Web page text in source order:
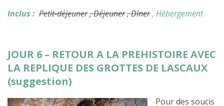
Inclus : Petit-déjeuner, Déjeuner, Dîner, Hébergement
JOUR 6 – RETOUR A LA PREHISTOIRE AVEC
LA REPLIQUE DES GROTTES DE LASCAUX
(suggestion)
Pour des soucis